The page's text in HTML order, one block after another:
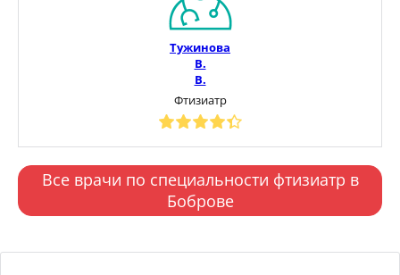
Тужинова
В.
В.
Фтизиатр
Все врачи по специальности фтизиатр в
Боброве